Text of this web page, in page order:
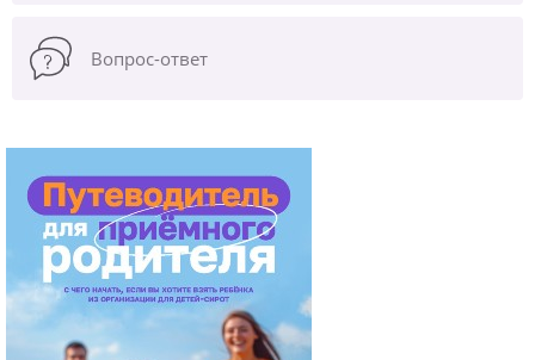
Вопрос-ответ